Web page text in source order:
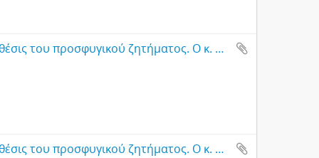
Έντυπο φυλλάδιο με τίτλο: Η πραγματική θέσις του προσφυγικού ζητήματος. Ο κ. Κύρκος μαστιγώνει τους ανίερους εκμεταλευτάς. Μια ιστορική συνεδρίασις της Βουλής, Αθήνα
Έντυπο φυλλάδιο με τίτλο: Η πραγματική θέσις του προσφυγικού ζητήματος. Ο κ. Κύρκος μαστιγώνει τους ανίερους εκμεταλευτάς. Μια ιστορική συνεδρίασις της Βουλής, Αθήνα